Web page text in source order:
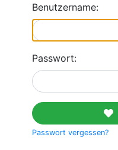
Benutzername:
Passwort:
Passwort vergessen?